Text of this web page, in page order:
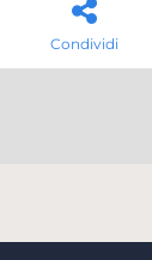
Condividi